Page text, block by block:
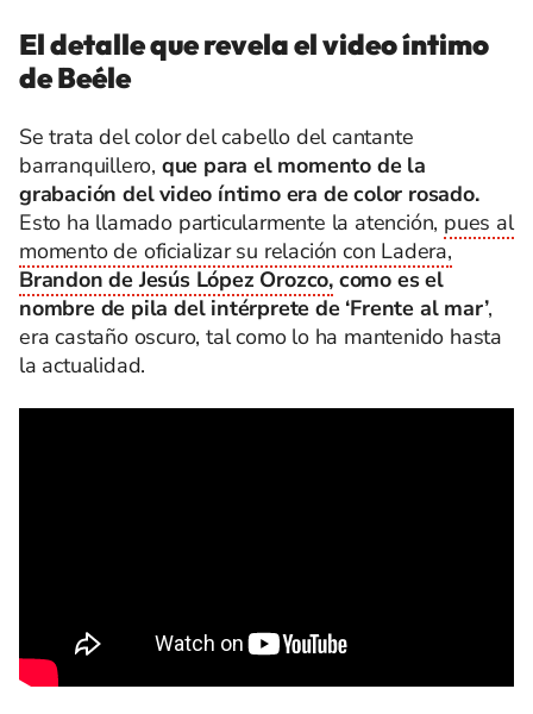
El detalle que revela el video íntimo
de Beéle
Se trata del color del cabello del cantante
barranquillero, que para el momento de la
grabación del video íntimo era de color rosado.
Esto ha llamado particularmente la atención, pues al
momento de oficializar su relación con Ladera,
Brandon de Jesús López Orozco, como es el
nombre de pila del intérprete de ‘Frente al mar’,
era castaño oscuro, tal como lo ha mantenido hasta
la actualidad.